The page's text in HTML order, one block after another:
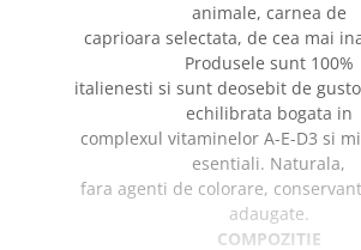
animale, carnea de
caprioara selectata, de cea mai
Produsele sunt 100%
italienesti si sunt deosebit de
echilibrata bogata in
complexul vitaminelor A-E-D3 si
esentiali. Naturala,
fara agenti de colorare,
adaugate.
COMPOZITIE